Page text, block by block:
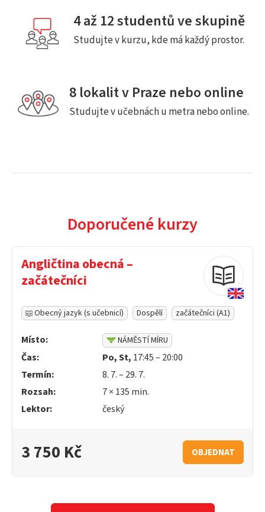
4 až 12 studentů ve skupině
Studujte v kurzu, kde má každý prostor.
8 lokalit v Praze nebo online
Studujte v učebnách u metra nebo online.
Doporučené kurzy
Angličtina obecná –
začátečníci
Obecný jazyk (s učebnicí) Dospělí začátečníci (A1)
Místo: NÁMĚSTÍ MÍRU
Čas: Po, St, 17:45 – 20:00
Termín:
8. 7. – 29. 7.
Rozsah:
7 × 135 min.
Lektor:
český
3 750 Kč OBJEDNAT